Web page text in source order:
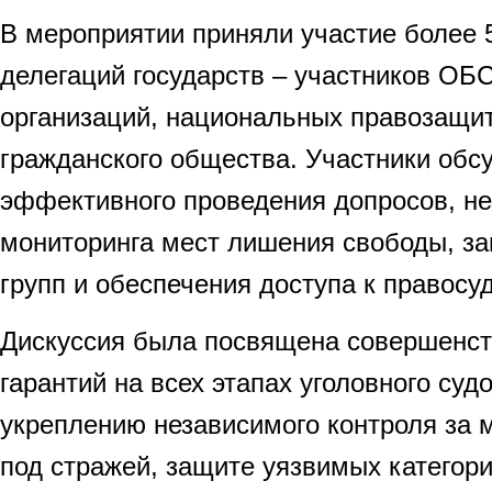
В мероприятии приняли участие более
делегаций государств – участников
организаций, национальных
гражданского общества. Участники
эффективного проведения допросов,
мониторинга мест лишения свободы,
групп и обеспечения доступа к
Дискуссия была посвящена
гарантий на всех этапах уголовного
укреплению независимого контроля за
под стражей, защите уязвимых